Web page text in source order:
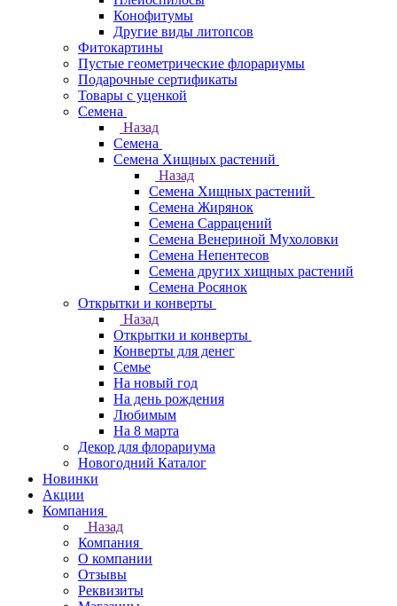
Конофитумы
Другие виды литопсов
Фитокартины
Пустые геометрические флорариумы
Подарочные сертификаты
Товары с уценкой
Семена
Назад
Семена
Семена Хищных растений
Назад
Семена Хищных растений
Семена Жирянок
Семена Саррацений
Семена Венериной Мухоловки
Семена Непентесов
Семена других хищных растений
Семена Росянок
Открытки и конверты
Назад
Открытки и конверты
Конверты для денег
Семье
На новый год
На день рождения
Любимым
На 8 марта
Декор для флорариума
Новогодний Каталог
Новинки
Акции
Компания
Назад
Компания
О компании
Отзывы
Реквизиты